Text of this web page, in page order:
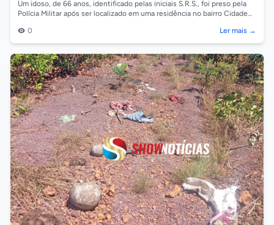
Um idoso, de 66 anos, identificado pelas iniciais S.R.S., foi preso pela
Polícia Militar após ser localizado em uma residência no bairro Cidade
0
Ler mais →